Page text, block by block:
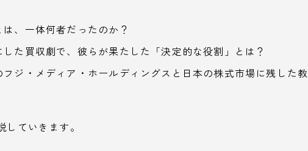
は、一体何者だったのか？
た買収劇で、彼らが果たした「決定的な役割」とは？
フジ・メディア・ホールディングスと日本の株式市場に残した教
ていきます。